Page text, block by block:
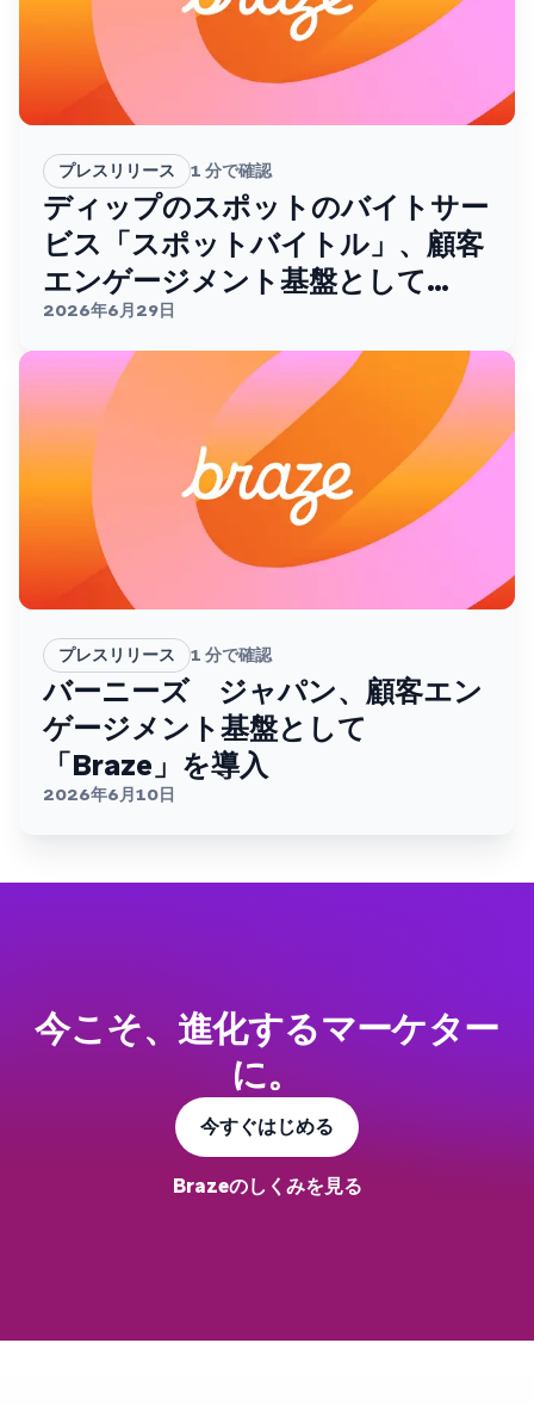
プレスリリース 1 分で確認
ディップのスポットのバイトサー
ビス「スポットバイトル」、顧客
エンゲージメント基盤として
Brazeを採用。
2026年6月29日
プレスリリース 1 分で確認
バーニーズ ジャパン、顧客エン
ゲージメント基盤として
「Braze」を導入
2026年6月10日
今こそ、進化するマーケター
に。
今すぐはじめる
Brazeのしくみを見る